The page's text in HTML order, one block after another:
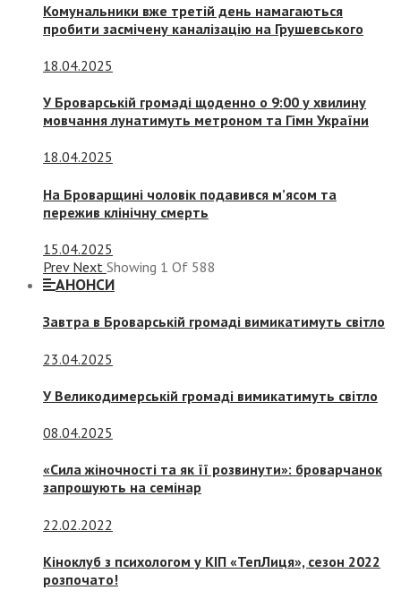
Комунальники вже третій день намагаються
пробити засмічену каналізацію на Грушевського
18.04.2025
У Броварській громаді щоденно о 9:00 у хвилину
мовчання лунатимуть метроном та Гімн України
18.04.2025
На Броварщині чоловік подавився м’ясом та
пережив клінічну смерть
15.04.2025
Prev Next Showing 1 Of 588
АНОНСИ
Завтра в Броварській громаді вимикатимуть світло
23.04.2025
У Великодимерській громаді вимикатимуть світло
08.04.2025
«Сила жіночності та як її розвинути»: броварчанок
запрошують на семінар
22.02.2022
Кіноклуб з психологом у КІП «ТепЛиця», сезон 2022
розпочато!